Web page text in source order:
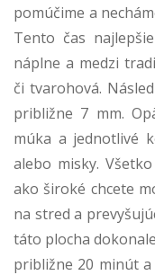
pomúčime a
Tento čas
náplne a medzi
či tvarohová.
približne 7 mm.
múka a jednotlivé
alebo misky.
ako široké chcete
na stred a
táto plocha
približne 20 minút